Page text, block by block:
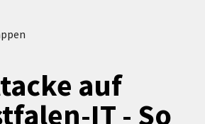
auf
IT - So